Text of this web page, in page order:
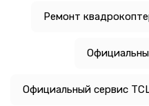
Ремонт
Официальный сервис